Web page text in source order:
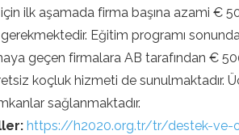
ilk aşamada firma başına azami €
Eğitim programı sonunda
geçen firmalara AB tarafından €
koçluk hizmeti de sunulmaktadır.
sağlanmaktadır.
https://h2020.org.tr/tr/destek-ve-